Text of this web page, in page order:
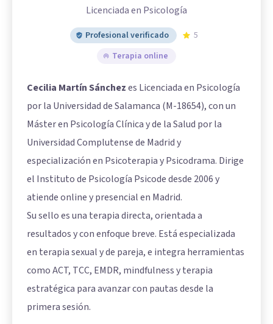
Licenciada en Psicología
Profesional verificado
5
Terapia online
Cecilia Martín Sánchezes Licenciada en Psicología
por la Universidad de Salamanca (M-18654), con un
Máster en Psicología Clínica y de la Salud por la
Universidad Complutense de Madrid y
especialización en Psicoterapia y Psicodrama. Dirige
el Instituto de Psicología Psicode desde 2006 y
atiende online y presencial en Madrid.
Su sello es una terapia directa, orientada a
resultados y con enfoque breve. Está especializada
en terapia sexual y de pareja, e integra herramientas
como ACT, TCC, EMDR, mindfulness y terapia
estratégica para avanzar con pautas desde la
primera sesión.